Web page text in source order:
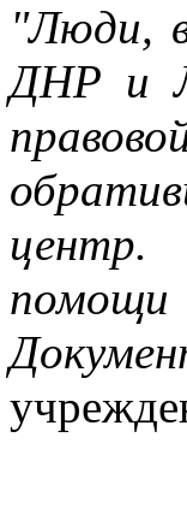
"Люди,
ДНР и
центр.